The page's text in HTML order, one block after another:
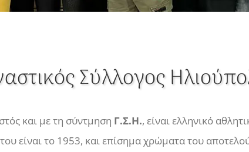
Σύλλογος
και με τη σύντμηση Γ.Σ.Η., είναι ελληνικό
είναι το 1953, και επίσημα χρώματα του